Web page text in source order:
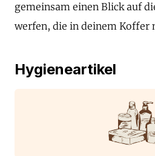
gemeinsam einen Blick auf
werfen, die in deinem Koffer
Hygieneartikel